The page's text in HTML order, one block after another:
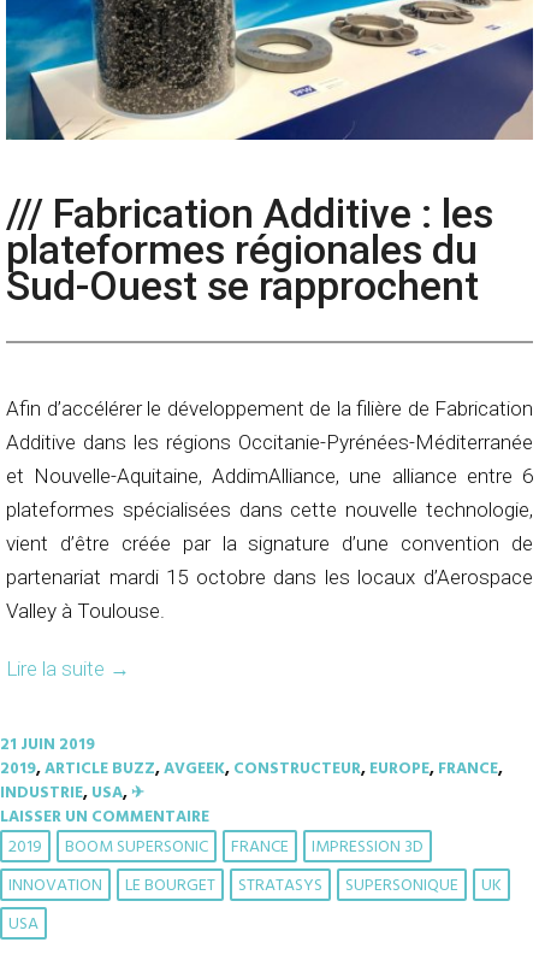
/// Fabrication Additive : les
plateformes régionales du
Sud-Ouest se rapprochent
Afin d’accélérer le développement de la filière de Fabrication
Additive dans les régions Occitanie-Pyrénées-Méditerranée
et Nouvelle-Aquitaine, AddimAlliance, une alliance entre 6
plateformes spécialisées dans cette nouvelle technologie,
vient d’être créée par la signature d’une convention de
partenariat mardi 15 octobre dans les locaux d’Aerospace
Valley à Toulouse.
Lire la suite →
21 JUIN 2019
2019,ARTICLE BUZZ,AVGEEK,CONSTRUCTEUR,EUROPE,FRANCE,
INDUSTRIE,USA,✈︎
LAISSER UN COMMENTAIRE
2019 BOOM SUPERSONIC FRANCE
IMPRESSION 3D
INNOVATION
LE BOURGET STRATASYS SUPERSONIQUE
UK
USA